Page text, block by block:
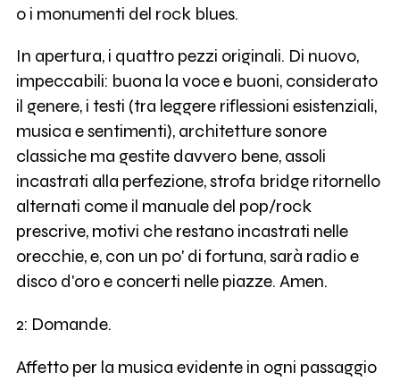
o i monumenti del rock blues.
In apertura, i quattro pezzi originali. Di nuovo,
impeccabili: buona la voce e buoni, considerato
il genere, i testi (tra leggere riflessioni esistenziali,
musica e sentimenti), architetture sonore
classiche ma gestite davvero bene, assoli
incastrati alla perfezione, strofa bridge ritornello
alternati come il manuale del pop/rock
prescrive, motivi che restano incastrati nelle
orecchie, e, con un po' di fortuna, sarà radio e
disco d'oro e concerti nelle piazze. Amen.
2: Domande.
Affetto per la musica evidente in ogni passaggio